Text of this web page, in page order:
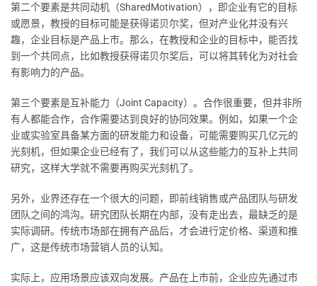
第二个要素是共同动机（SharedMotivation），即企业有它的目标
或愿景，教授的目标可能是获得诺贝尔奖，但对产业化并没有兴
趣，企业目标是产品上市。那么，在教授和企业的目标中，能否找
到一个共同点，比如教授获得诺贝尔奖后，可以将其转化为对社会
有影响力的产品。
第三个要素是互补能力（Joint Capacity）。合作很重要，但并非所
有人都能合作，合作需要达到良好的协同效果。例如，如果一个企
业或实验室具备某方面的研发能力和设备，可能需要购买几亿元的
光刻机，但如果企业已经有了，我们可以从这些能力的互补上共同
研究，这样大学就不需要再购买光刻机了。
另外，业界还存在一个很大的问题，即前线销售或产品团队与研发
团队之间的鸿沟。研究团队长期在内部，没有走出去，最缺乏的是
实际调研。传统市场部在拥有产品后，才会进行定价格、渠道和推
广，这是传统市场营销人员的认知。
实际上，应用场景应该双向发展。产品在上市前，企业应先通过市